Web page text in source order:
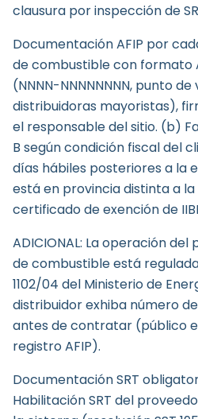
clausura por inspección de
Documentación AFIP por
de combustible con formato
(NNNN-NNNNNNNN, punto
distribuidoras mayoristas),
el responsable del sitio. (b)
B según condición fiscal del
días hábiles posteriores a la
está en provincia distinta a
certificado de exención de
ADICIONAL: La operación
de combustible está
1102/04 del Ministerio de
distribuidor exhiba número
antes de contratar (público
registro AFIP).
Documentación SRT
Habilitación SRT del